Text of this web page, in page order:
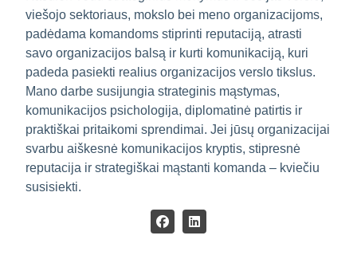
viešojo sektoriaus, mokslo bei meno organizacijoms,
padėdama komandoms stiprinti reputaciją, atrasti
savo organizacijos balsą ir kurti komunikaciją, kuri
padeda pasiekti realius organizacijos verslo tikslus.
Mano darbe susijungia strateginis mąstymas,
komunikacijos psichologija, diplomatinė patirtis ir
praktiškai pritaikomi sprendimai. Jei jūsų organizacijai
svarbu aiškesnė komunikacijos kryptis, stipresnė
reputacija ir strategiškai mąstanti komanda – kviečiu
susisiekti.